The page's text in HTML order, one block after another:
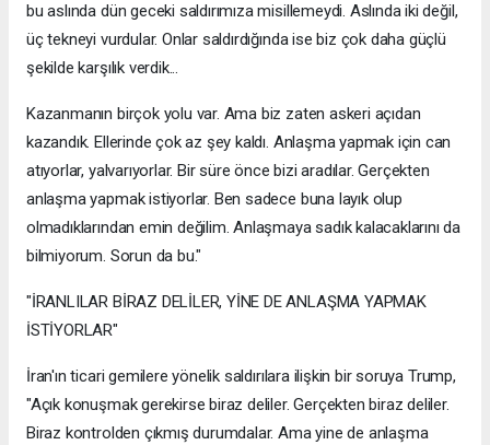
bu aslında dün geceki saldırımıza misillemeydi. Aslında iki değil,
üç tekneyi vurdular. Onlar saldırdığında ise biz çok daha güçlü
şekilde karşılık verdik...
Kazanmanın birçok yolu var. Ama biz zaten askeri açıdan
kazandık. Ellerinde çok az şey kaldı. Anlaşma yapmak için can
atıyorlar, yalvarıyorlar. Bir süre önce bizi aradılar. Gerçekten
anlaşma yapmak istiyorlar. Ben sadece buna layık olup
olmadıklarından emin değilim. Anlaşmaya sadık kalacaklarını da
bilmiyorum. Sorun da bu."
"İRANLILAR BİRAZ DELİLER, YİNE DE ANLAŞMA YAPMAK
İSTİYORLAR"
İran'ın ticari gemilere yönelik saldırılara ilişkin bir soruya Trump,
"Açık konuşmak gerekirse biraz deliler. Gerçekten biraz deliler.
Biraz kontrolden çıkmış durumdalar. Ama yine de anlaşma